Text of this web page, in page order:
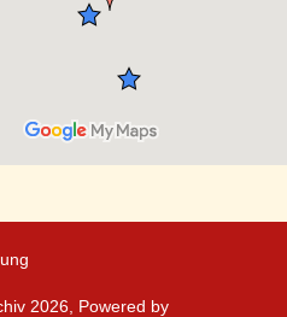
2026, Powered by